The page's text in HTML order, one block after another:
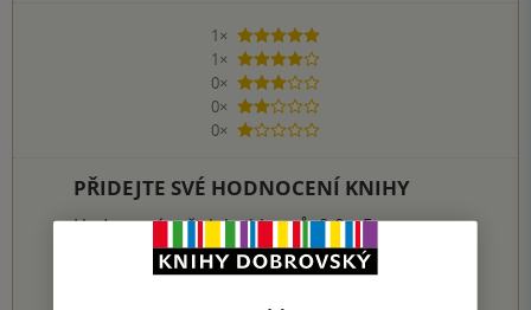
1×
5 hvězdiček
1×
4 hvězdičky
0×
3 hvězdičky
0×
2 hvězdičky
0×
1 hvezdička
PŘIDEJTE SVÉ HODNOCENÍ KNIHY
Hodnocení našich knihkupců: 0.0 z 5